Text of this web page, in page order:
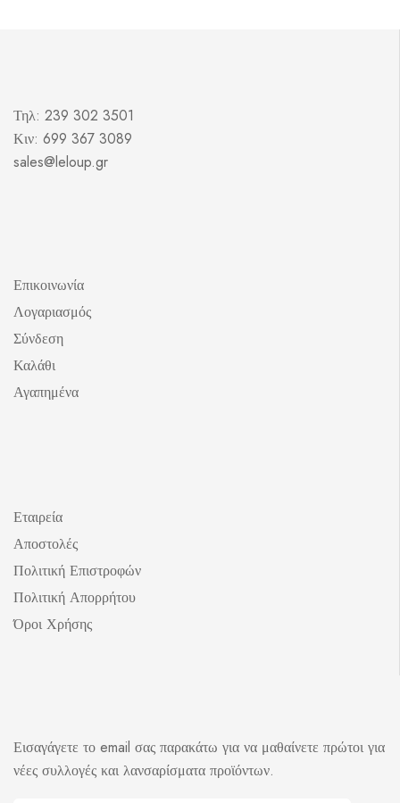
Τηλ: 239 302 3501
Κιν: 699 367 3089
sales@leloup.gr
Επικοινωνία
Λογαριασμός
Σύνδεση
Καλάθι
Αγαπημένα
Εταιρεία
Αποστολές
Πολιτική Επιστροφών
Πολιτική Απορρήτου
Όροι Χρήσης
Εισαγάγετε το email σας παρακάτω για να μαθαίνετε πρώτοι για
νέες συλλογές και λανσαρίσματα προϊόντων.